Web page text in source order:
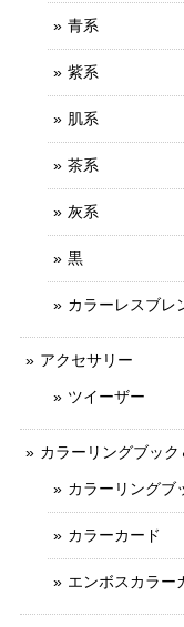
青系
紫系
肌系
茶系
灰系
黒
カラーレスブ
アクセサリー
ツイーザー
カラーリングブック
カラーリングブ
カラーカード
エンボスカラー